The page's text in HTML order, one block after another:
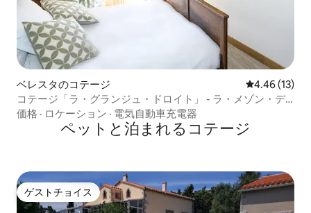
ベレスタのコテージ レビュー13
4.46 (13)
コテージ「ラ・グランジュ・ドロイト」 - ラ・メゾン・デ
ュ・シャトー
価格 · ロケーション · 電気自動車充電器
ペットと泊まれるコテージ
ゲストチョイス
ゲストチョイス